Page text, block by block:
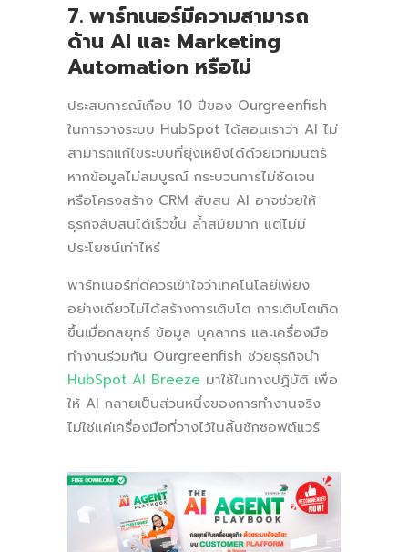
7. พาร์ทเนอร์มีความสามารถ
ด้าน AI และ Marketing
Automation หรือไม่
ประสบการณ์เกือบ 10 ปีของ Ourgreenfish
ในการวางระบบ HubSpot ได้สอนเราว่า AI ไม่
สามารถแก้ไขระบบที่ยุ่งเหยิงได้ด้วยเวทมนตร์
หากข้อมูลไม่สมบูรณ์ กระบวนการไม่ชัดเจน
หรือโครงสร้าง CRM สับสน AI อาจช่วยให้
ธุรกิจสับสนได้เร็วขึ้น ล้ำสมัยมาก แต่ไม่มี
ประโยชน์เท่าไหร่
พาร์ทเนอร์ที่ดีควรเข้าใจว่าเทคโนโลยีเพียง
อย่างเดียวไม่ได้สร้างการเติบโต การเติบโตเกิด
ขึ้นเมื่อกลยุทธ์ ข้อมูล บุคลากร และเครื่องมือ
ทำงานร่วมกัน Ourgreenfish ช่วยธุรกิจนำ
HubSpot AI Breeze มาใช้ในทางปฏิบัติ เพื่อ
ให้ AI กลายเป็นส่วนหนึ่งของการทำงานจริง
ไม่ใช่แค่เครื่องมือที่วางไว้ในลิ้นชักซอฟต์แวร์